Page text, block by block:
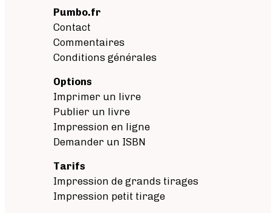
Pumbo.fr
Contact
Commentaires
Conditions générales
Options
Imprimer un livre
Publier un livre
Impression en ligne
Demander un ISBN
Tarifs
Impression de grands tirages
Impression petit tirage